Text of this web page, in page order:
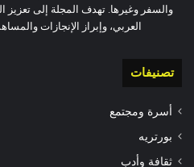
والسفر وغيرها. تهدف المجلة إلى تعزيز
العربي، وإبراز الإنجازات
تصنيفات
أسرة ومجتمع
بورتريه
ثقافة وأدب